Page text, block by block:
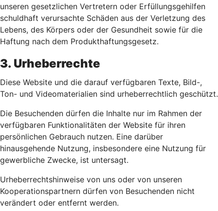
unseren gesetzlichen Vertretern oder Erfüllungsgehilfen
schuldhaft verursachte Schäden aus der Verletzung des
Lebens, des Körpers oder der Gesundheit sowie für die
Haftung nach dem Produkthaftungsgesetz.
3. Urheberrechte
Diese Website und die darauf verfügbaren Texte, Bild-,
Ton- und Videomaterialien sind urheberrechtlich geschützt.
Die Besuchenden dürfen die Inhalte nur im Rahmen der
verfügbaren Funktionalitäten der Website für ihren
persönlichen Gebrauch nutzen. Eine darüber
hinausgehende Nutzung, insbesondere eine Nutzung für
gewerbliche Zwecke, ist untersagt.
Urheberrechtshinweise von uns oder von unseren
Kooperationspartnern dürfen von Besuchenden nicht
verändert oder entfernt werden.